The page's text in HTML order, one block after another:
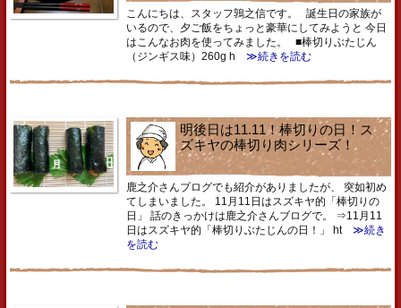
こんにちは、スタッフ鶉之信です。 誕生日の家族が
いるので、夕ご飯をちょっと豪華にしてみようと 今日
はこんなお肉を使ってみました。 ■棒切りぶたじん
（ジンギス味）260g h
≫続きを読む
明後日は11.11！棒切りの日！ス
ズキヤの棒切り肉シリーズ！
鹿之介さんブログでも紹介がありましたが、 突如初め
てしまいました。 11月11日はスズキヤ的「棒切りの
日」 話のきっかけは鹿之介さんブログで。 ⇒11月11
日はスズキヤ的「棒切りぶたじんの日！」 ht≫続き
を読む